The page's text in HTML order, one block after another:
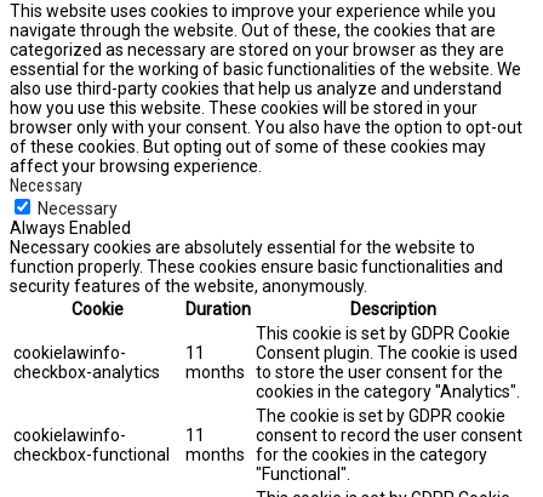
This website uses cookies to improve your experience while you
navigate through the website. Out of these, the cookies that are
categorized as necessary are stored on your browser as they are
essential for the working of basic functionalities of the website. We
also use third-party cookies that help us analyze and understand
how you use this website. These cookies will be stored in your
browser only with your consent. You also have the option to opt-out
of these cookies. But opting out of some of these cookies may
affect your browsing experience.
Necessary
Necessary
Always Enabled
Necessary cookies are absolutely essential for the website to
function properly. These cookies ensure basic functionalities and
security features of the website, anonymously.
Cookie
Duration Description
cookielawinfo-
checkbox-analytics
11
months
This cookie is set by GDPR Cookie
Consent plugin. The cookie is used
to store the user consent for the
cookies in the category "Analytics".
cookielawinfo-
checkbox-functional
11
months
The cookie is set by GDPR cookie
consent to record the user consent
for the cookies in the category
"Functional".